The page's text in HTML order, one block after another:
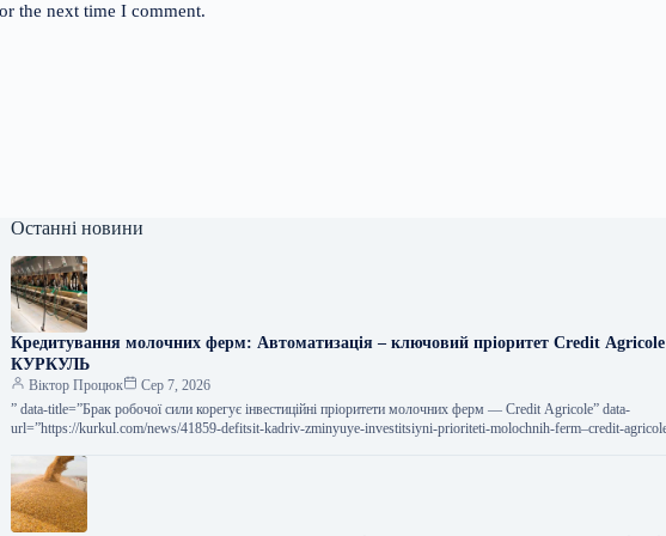
the next time I comment.
Останні новини
Кредитування молочних ферм: Автоматизація – ключовий пріоритет Credit
КУРКУЛЬ
Віктор Процюк
Сер 7, 2026
” data-title=”Брак робочої сили корегує інвестиційні пріоритети молочних ферм — Credit Agricole” data-
url=”https://kurkul.com/news/41859-defitsit-kadriv-zminyuye-investitsiyni-prioriteti-molochnih-ferm–credit-